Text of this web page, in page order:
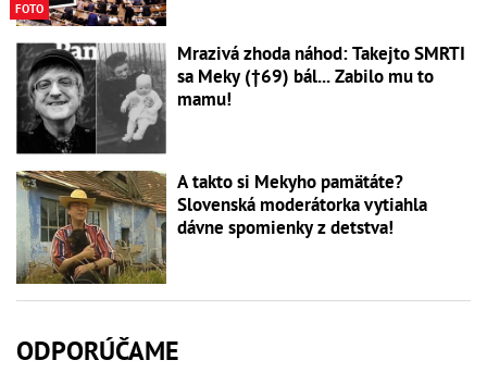
FOTO
Mrazivá zhoda náhod: Takejto SMRTI
sa Meky (†69) bál... Zabilo mu to
mamu!
A takto si Mekyho pamätáte?
Slovenská moderátorka vytiahla
dávne spomienky z detstva!
ODPORÚČAME